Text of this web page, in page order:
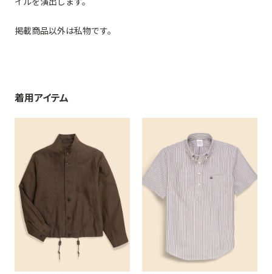
掲載商品以外は私物です。
着用アイテム